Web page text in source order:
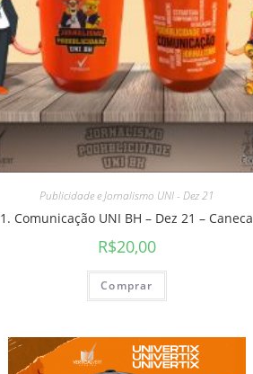
Publicidade e Jornalismo UNI - Dez 21
1. Comunicação UNI BH – Dez 21 – Caneca
R$20,00
Comprar